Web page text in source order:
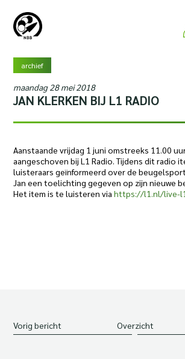
archief
maandag 28 mei 2018
JAN KLERKEN BIJ L1 RADIO
Aanstaande vrijdag 1 juni omstreeks 11.00
aangeschoven bij L1 Radio. Tijdens dit radio
luisteraars geïnformeerd over de
Jan een toelichting gegeven op zijn nieuwe
Het item is te luisteren viahttps://l1.nl/live-
Vorig bericht Overzicht